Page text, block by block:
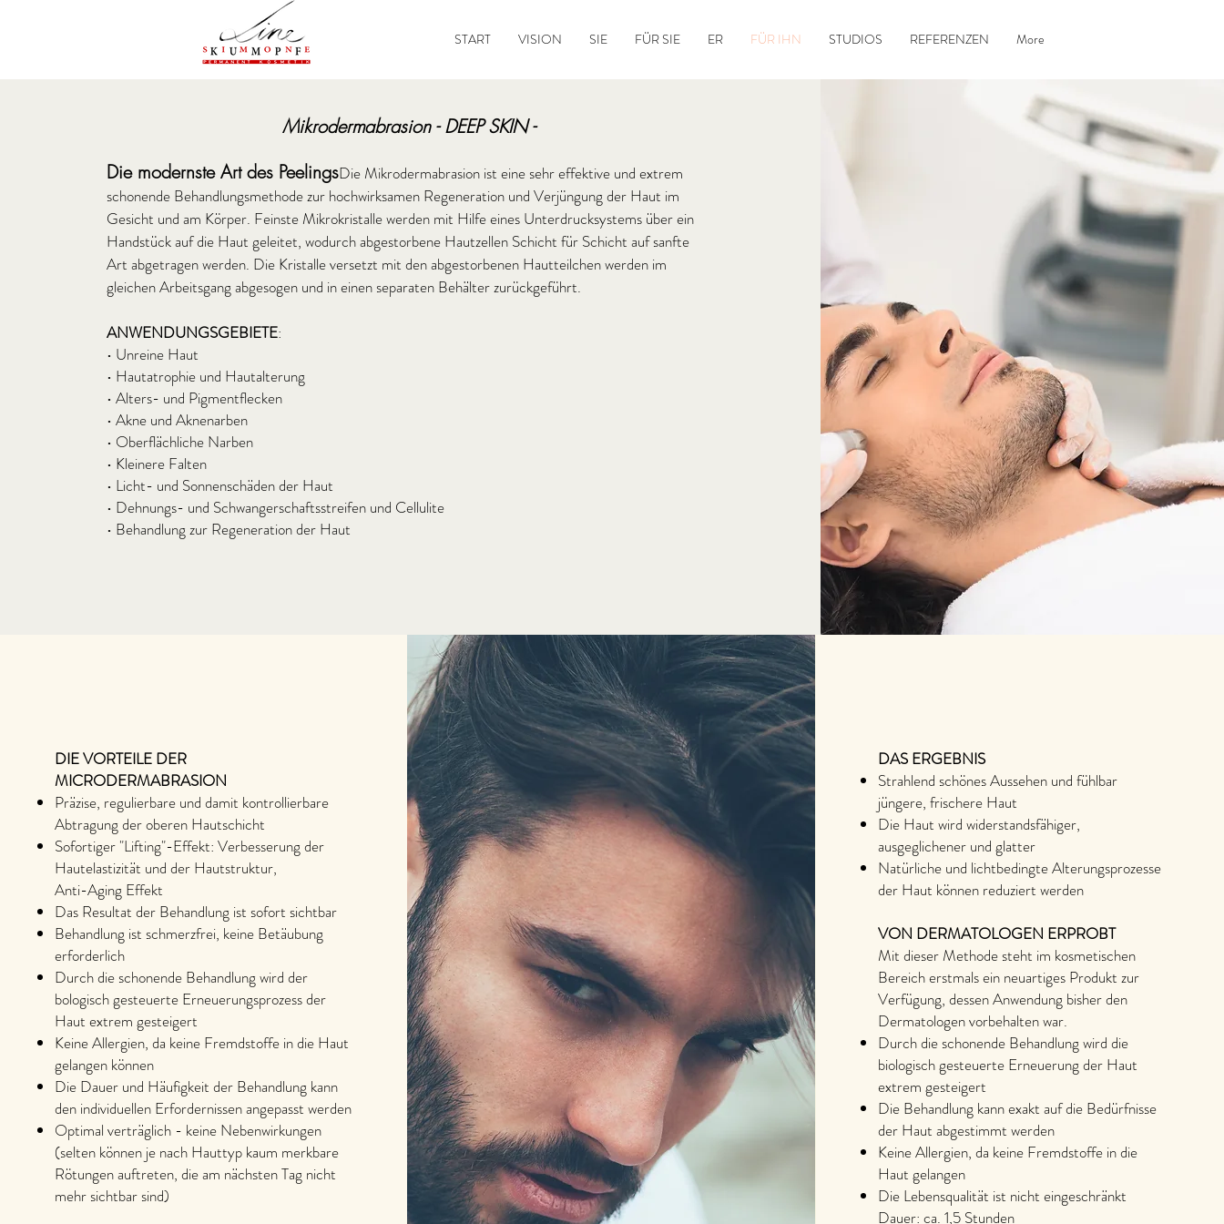
START VISION SIE FÜR SIE ER FÜR IHN STUDIOS REFERENZEN More
Die modernste Art des PeelingsDie Mikrodermabrasion ist eine sehr effektive und extrem
schonende Behandlungsmethode zur hochwirksamen Regeneration und Verjüngung der Haut im
Gesicht und am Körper. Feinste Mikrokristalle werden mit Hilfe eines Unterdrucksystems über ein
Handstück auf die Haut geleitet, wodurch abgestorbene Hautzellen Schicht für Schicht auf sanfte
Art abgetragen werden. Die Kristalle versetzt mit den abgestorbenen Hautteilchen werden im
gleichen Arbeitsgang abgesogen und in einen separaten Behälter zurückgeführt.
ANWENDUNGSGEBIETE:
• Unreine Haut
• Hautatrophie und Hautalterung
• Alters- und Pigmentflecken
• Akne und Aknenarben
• Oberflächliche Narben
• Kleinere Falten
• Licht- und Sonnenschäden der Haut
• Dehnungs- und Schwangerschaftsstreifen und Cellulite
• Behandlung zur Regeneration der Haut
Mikrodermabrasion - DEEP SKIN -
DIE VORTEILE DER
MICRODERMABRASION
Präzise, regulierbare und damit kontrollierbare
Abtragung der oberen Hautschicht
Sofortiger "Lifting"-Effekt: Verbesserung der
Hautelastizität und der Hautstruktur,
Anti-Aging Effekt
Das Resultat der Behandlung ist sofort sichtbar
Behandlung ist schmerzfrei, keine Betäubung
erforderlich
Durch die schonende Behandlung wird der
bologisch gesteuerte Erneuerungsprozess der
Haut extrem gesteigert
Keine Allergien, da keine Fremdstoffe in die Haut
gelangen können
Die Dauer und Häufigkeit der Behandlung kann
den individuellen Erfordernissen angepasst werden
Optimal verträglich - keine Nebenwirkungen
(selten können je nach Hauttyp kaum merkbare
Rötungen auftreten, die am nächsten Tag nicht
mehr sichtbar sind)
DAS ERGEBNIS
Strahlend schönes Aussehen und fühlbar
jüngere, frischere Haut
Die Haut wird widerstandsfähiger,
ausgeglichener und glatter
Natürliche und lichtbedingte Alterungsprozesse
der Haut können reduziert werden
VON DERMATOLOGEN ERPROBT
Mit dieser Methode steht im kosmetischen
Bereich erstmals ein neuartiges Produkt zur
Verfügung, dessen Anwendung bisher den
Dermatologen vorbehalten war.
Durch die schonende Behandlung wird die
biologisch gesteuerte Erneuerung der Haut
extrem gesteigert
Die Behandlung kann exakt auf die Bedürfnisse
der Haut abgestimmt werden
Keine Allergien, da keine Fremdstoffe in die
Haut gelangen
Die Lebensqualität ist nicht eingeschränkt
Dauer: ca. 1,5 Stunden